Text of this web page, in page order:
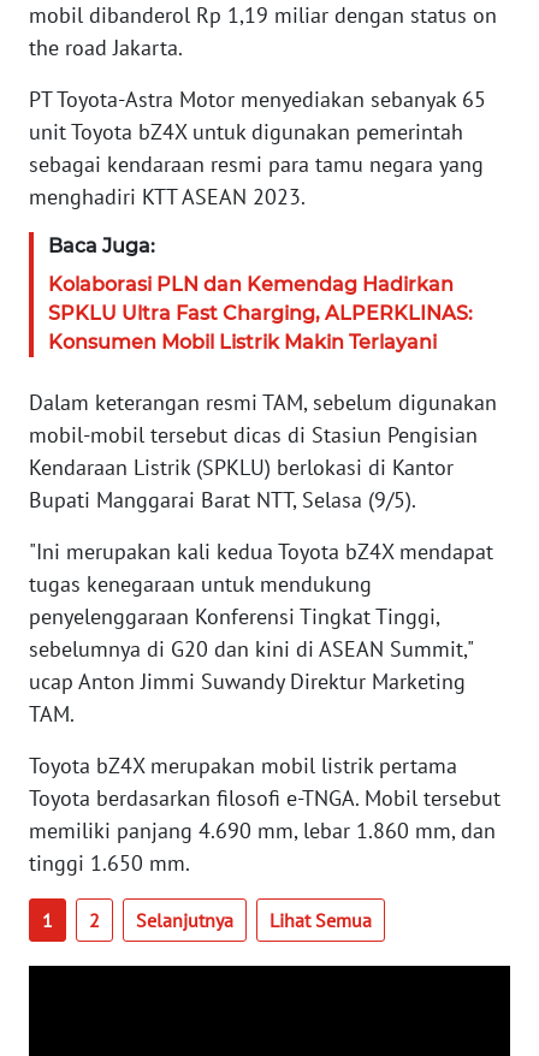
mobil dibanderol Rp 1,19 miliar dengan status on
the road Jakarta.
PT Toyota-Astra Motor menyediakan sebanyak 65
unit Toyota bZ4X untuk digunakan pemerintah
sebagai kendaraan resmi para tamu negara yang
menghadiri KTT ASEAN 2023.
Baca Juga:
Kolaborasi PLN dan Kemendag Hadirkan
SPKLU Ultra Fast Charging, ALPERKLINAS:
Konsumen Mobil Listrik Makin Terlayani
Dalam keterangan resmi TAM, sebelum digunakan
mobil-mobil tersebut dicas di Stasiun Pengisian
Kendaraan Listrik (SPKLU) berlokasi di Kantor
Bupati Manggarai Barat NTT, Selasa (9/5).
"Ini merupakan kali kedua Toyota bZ4X mendapat
tugas kenegaraan untuk mendukung
penyelenggaraan Konferensi Tingkat Tinggi,
sebelumnya di G20 dan kini di ASEAN Summit,"
ucap Anton Jimmi Suwandy Direktur Marketing
TAM.
Toyota bZ4X merupakan mobil listrik pertama
Toyota berdasarkan filosofi e-TNGA. Mobil tersebut
memiliki panjang 4.690 mm, lebar 1.860 mm, dan
tinggi 1.650 mm.
1 2 Selanjutnya Lihat Semua
WN
WN
PAPUA
PAPUA
BARAT
WN
WN
WN
JAMBI
WN
SULTRA
WN
NTB
SULTENG
WN
SULBAR
WN